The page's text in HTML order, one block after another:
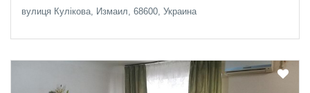
вулиця Кулікова, Измаил, 68600, Украина